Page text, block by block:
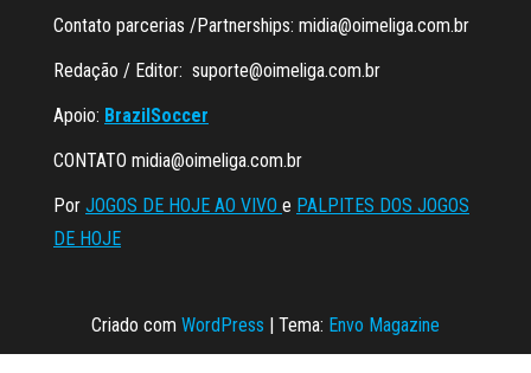
Contato parcerias /Partnerships: midia@oimeliga.com.br
Redação / Editor: suporte@oimeliga.com.br
Apoio: BrazilSoccer
CONTATO midia@oimeliga.com.br
Por JOGOS DE HOJE AO VIVO e PALPITES DOS JOGOS
DE HOJE
Criado com WordPress | Tema: Envo Magazine